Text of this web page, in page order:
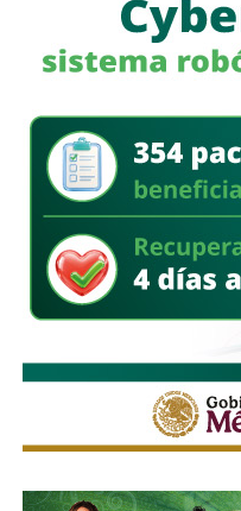
“apertura total” de la
delincuentes y asegura